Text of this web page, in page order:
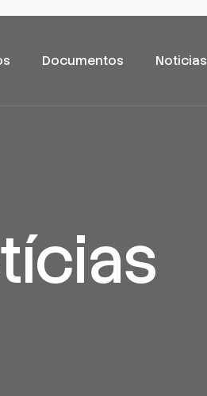
Documentos Noticias